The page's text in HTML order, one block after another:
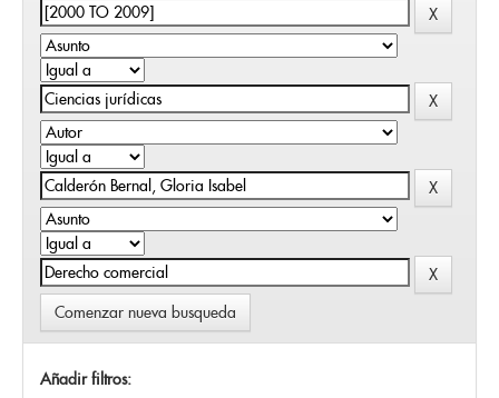
Comenzar nueva busqueda
Añadir filtros: